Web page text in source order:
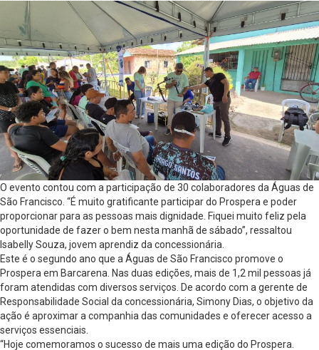
O evento contou com a participação de 30 colaboradores da Águas de
São Francisco. “É muito gratificante participar do Prospera e poder
proporcionar para as pessoas mais dignidade. Fiquei muito feliz pela
oportunidade de fazer o bem nesta manhã de sábado”, ressaltou
Isabelly Souza, jovem aprendiz da concessionária.
Este é o segundo ano que a Águas de São Francisco promove o
Prospera em Barcarena. Nas duas edições, mais de 1,2 mil pessoas já
foram atendidas com diversos serviços. De acordo com a gerente de
Responsabilidade Social da concessionária, Simony Dias, o objetivo da
ação é aproximar a companhia das comunidades e oferecer acesso a
serviços essenciais.
“Hoje comemoramos o sucesso de mais uma edição do Prospera.